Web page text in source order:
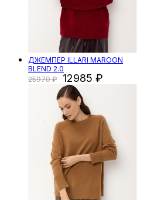
ДЖЕМПЕР ILLARI MAROON
BLEND 2.0
25970
12985